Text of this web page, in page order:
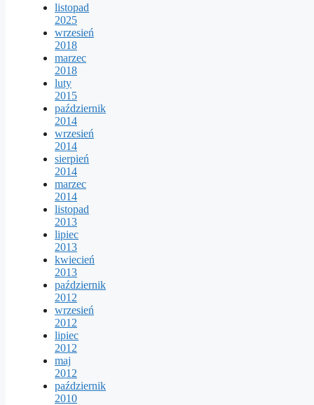
listopad
2025
wrzesień
2018
marzec
2018
luty
2015
październik
2014
wrzesień
2014
sierpień
2014
marzec
2014
listopad
2013
lipiec
2013
kwiecień
2013
październik
2012
wrzesień
2012
lipiec
2012
maj
2012
październik
2010